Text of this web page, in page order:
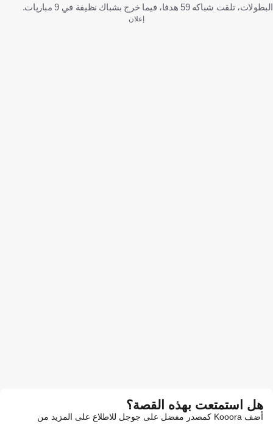
البطولات، تلقت شباكه 59 هدفا، فيما خرج بشباك نظيفة في 9 مباريات.
إعلان
هل استمتعت بهذه القصة؟
أضف Kooora كمصدر مفضل على جوجل للاطلاع على المزيد من